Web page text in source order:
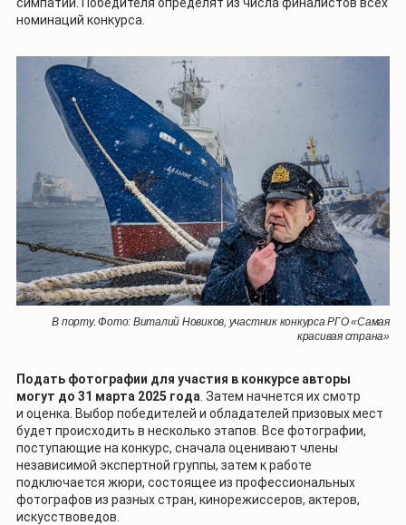
симпатий. Победителя определят из числа финалистов всех
номинаций конкурса.
В порту. Фото: Виталий Новиков, участник конкурса РГО «Самая
красивая страна»
Подать фотографии для участия в конкурсе авторы
могут до 31 марта 2025 года . Затем начнется их смотр
и оценка. Выбор победителей и обладателей призовых мест
будет происходить в несколько этапов. Все фотографии,
поступающие на конкурс, сначала оценивают члены
независимой экспертной группы, затем к работе
подключается жюри, состоящее из профессиональных
фотографов из разных стран, кинорежиссеров, актеров,
искусствоведов.